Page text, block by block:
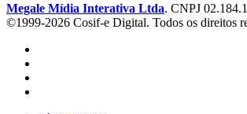
Megale Mídia Interativa Ltda. CNPJ
©1999-2026 Cosif-e Digital. Todos os direitos